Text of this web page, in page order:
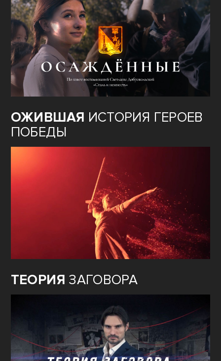
ОЖИВШАЯ ИСТОРИЯ ГЕРОЕВ
ПОБЕДЫ
ТЕОРИЯ ЗАГОВОРА